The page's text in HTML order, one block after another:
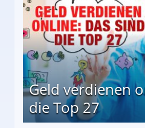
Geld verdienen
die Top 27